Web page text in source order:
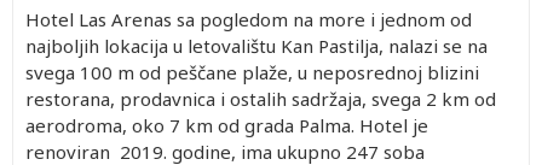
Hotel Las Arenas sa pogledom na more i jednom od
najboljih lokacija u letovalištu Kan Pastilja, nalazi se na
svega 100 m od peščane plaže, u neposrednoj blizini
restorana, prodavnica i ostalih sadržaja, svega 2 km od
aerodroma, oko 7 km od grada Palma. Hotel je
renoviran 2019. godine, ima ukupno 247 soba